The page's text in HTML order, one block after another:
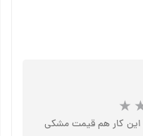
این کار هم قیمت مشکی